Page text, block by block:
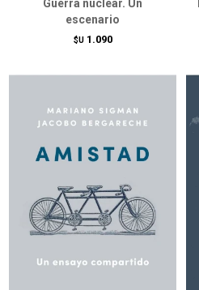
Guerra nuclear. Un
escenario
$U 1.090